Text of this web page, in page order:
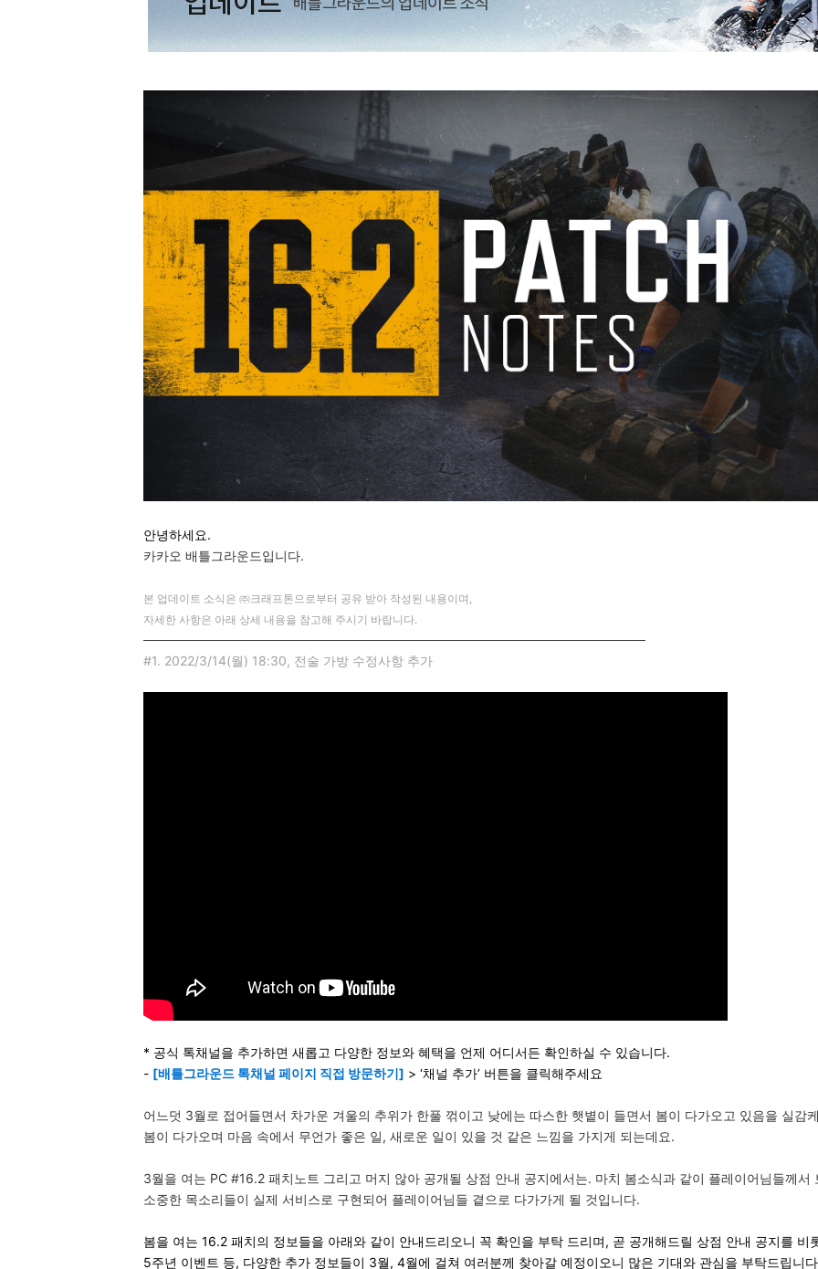
안녕하세요.
카카오 배틀그라운드입니다.
본 업데이트 소식은 ㈜크래프톤으로부터 공유 받아 작성된 내용이며,
자세한 사항은 아래 상세 내용을 참고해 주시기 바랍니다.
───────────────────────────────────────────────────────
#1. 2022/3/14(월) 18:30, 전술 가방 수정사항 추가
* 공식 톡채널을 추가하면 새롭고 다양한 정보와 혜택을 언제 어디서든 확인하실 수 있습니다.
- [배틀그라운드 톡채널 페이지 직접 방문하기] > ‘채널 추가’ 버튼을 클릭해주세요
어느덧 3월로 접어들면서 차가운 겨울의 추위가 한풀 꺾이고 낮에는 따스한 햇볕이 들면서 봄이 다가오고 있음을 실감
봄이 다가오며 마음 속에서 무언가 좋은 일, 새로운 일이 있을 것 같은 느낌을 가지게 되는데요.
3월을 여는 PC #16.2 패치노트 그리고 머지 않아 공개될 상점 안내 공지에서는. 마치 봄소식과 같이 플레이어님들께서
소중한 목소리들이 실제 서비스로 구현되어 플레이어님들 곁으로 다가가게 될 것입니다.
봄을 여는 16.2 패치의 정보들을 아래와 같이 안내드리오니 꼭 확인을 부탁 드리며, 곧 공개해드릴 상점 안내 공지를 비
5주년 이벤트 등, 다양한 추가 정보들이 3월, 4월에 걸쳐 여러분께 찾아갈 예정이오니 많은 기대와 관심을 부탁드립니